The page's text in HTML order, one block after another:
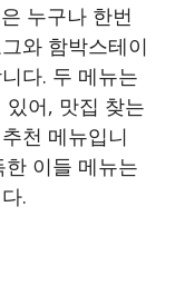
누구나 한번
와 함박스테이
다. 두 메뉴는
어, 맛집 찾는
천 메뉴입니
이들 메뉴는
.